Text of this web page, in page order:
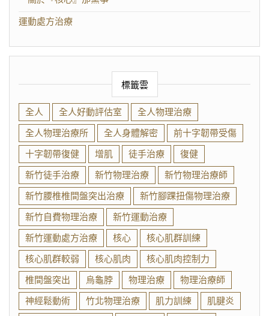
運動處方治療
標籤雲
全人 全人好動評估室
全人物理治療
全人物理治療所
全人身體解密
前十字韌帶受傷
十字韌帶復健
增肌 徒手治療
復健
新竹徒手治療
新竹物理治療
新竹物理治療師
新竹腰椎椎間盤突出治療
新竹腳踝扭傷物理治療
新竹自費物理治療
新竹運動治療
新竹運動處方治療
核心
核心肌群訓練
核心肌群較弱
核心肌肉
核心肌肉控制力
椎間盤突出
烏龜脖 物理治療
物理治療師
神經鬆動術
竹北物理治療 肌力訓練
肌腱炎